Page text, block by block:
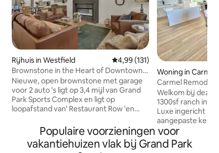
Rijhuis in Westfield Gemiddelde beoordeling van
4,99 (131)
Brownstone in the Heart of Downtown
Westfield!
Nieuwe, open brownstone met garage
voor 2 auto 's ligt op 3,4 mijl van Grand
Park Sports Complex en ligt op
loopafstand van' Restaurant Row 'en
toegang tot Hwy 31 & 32 ben je op
enkele minuten van winkelen bij Clay
Terrace, het centrum van Carmel of
Woning in
ea
Carmel Remodel
Acres
Welkom bij deze
1300sf ranch in
Luxe ingericht
aangepaste
en comfort. Geniet van je kopje koffie in
de ochtend
Populaire voorzieningen voor
vakantiehuizen vlak bij Grand Park